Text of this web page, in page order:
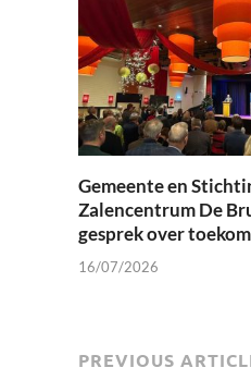
Gemeente en
Zalencentrum De
gesprek over
16/07/2026
PREVIOUS